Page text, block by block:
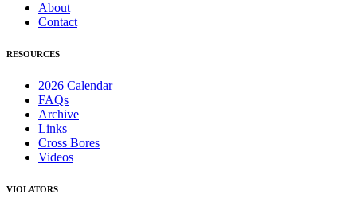
About
Contact
RESOURCES
2026 Calendar
FAQs
Archive
Links
Cross Bores
Videos
VIOLATORS